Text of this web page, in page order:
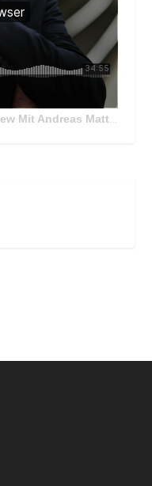
Matthä, CEO der ÖBB Holding